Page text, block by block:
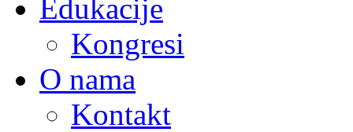
Edukacije
Kongresi
O nama
Kontakt